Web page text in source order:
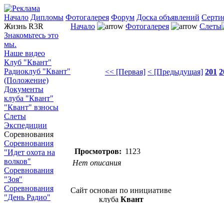
Начало Дипломы Фотогалерея Форум Доска объявлений
Жизнь R3R
Знакомьтесь это
мы.
Наше видео
Клуб "Квант"
Радиоклуб "Квант"
(Положение)
Документы
клуба "Квант"
"Квант" взносы
Слеты
Экспедиции
Соревнования
Соревнования
"Идет охота на
волков"
Соревнования
"Зоя"
Соревнования
"День Радио"
Начало Фотогалерея Слеты
<< [Первая] < [Предыдущая] 201
Просмотров: 1123
Нет описания
Сайт основан по инициативе
клуба Квант